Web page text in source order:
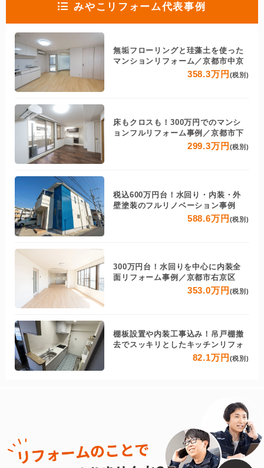
みやこリフォーム代表事例
無垢フローリングと珪藻土を使った
マンションリフォーム／京都市中京
358.3万円 (税別)
床もクロスも！300万円でのマンシ
ョンフルリフォーム事例／京都市下
299.3万円 (税別)
税込600万円台！水回り・内装・外
壁塗装のフルリノベーション事例
588.6万円 (税別)
300万円台！水回りを中心に内装全
面リフォーム事例／京都市右京区
353.0万円 (税別)
棚板設置や内装工事込み！吊戸棚撤
去でスッキリとしたキッチンリフォ
82.1万円 (税別)